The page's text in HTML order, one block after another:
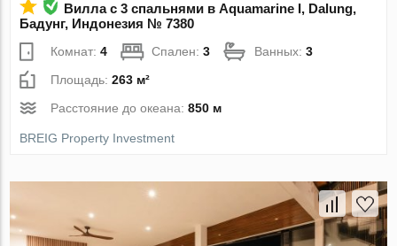
Вилла с 3 спальнями в Aquamarine I, Dalung,
Бадунг, Индонезия № 7380
Комнат:4 Спален:3 Ванных:3
Площадь:263 м²
Расстояние до океана:850 м
BREIG Property Investment